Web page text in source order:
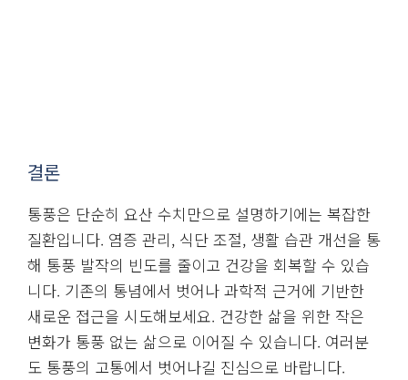
결론
통풍은 단순히 요산 수치만으로 설명하기에는 복잡한
질환입니다. 염증 관리, 식단 조절, 생활 습관 개선을 통
해 통풍 발작의 빈도를 줄이고 건강을 회복할 수 있습
니다. 기존의 통념에서 벗어나 과학적 근거에 기반한
새로운 접근을 시도해보세요. 건강한 삶을 위한 작은
변화가 통풍 없는 삶으로 이어질 수 있습니다. 여러분
도 통풍의 고통에서 벗어나길 진심으로 바랍니다.